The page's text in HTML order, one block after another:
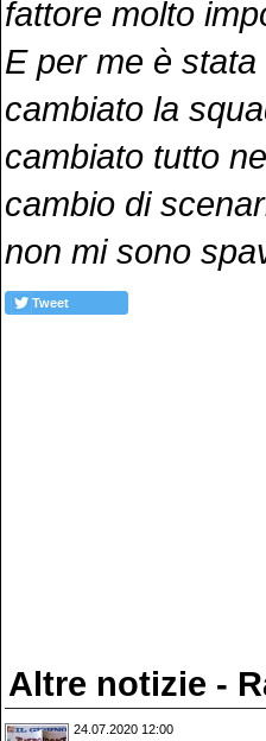
fattore molto
E per me è
cambiato la
cambiato tutto
cambio di
non mi sono
Tweet
Altre notizie -
24.07.2020 12:00